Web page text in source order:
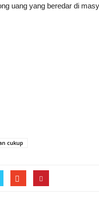
uang yang beredar di
cukup